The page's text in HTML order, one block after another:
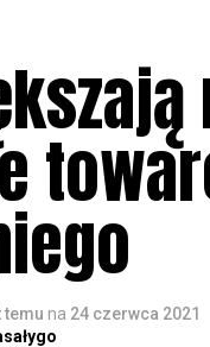
temu na 24 czerwca 2021